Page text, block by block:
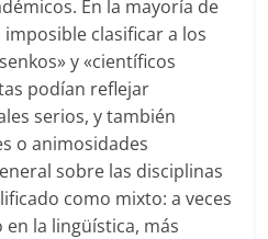
En la mayoría de
clasificar a los
y «científicos
podían reflejar
serios, y también
o animosidades
sobre las disciplinas
como mixto: a veces
en la lingüística, más